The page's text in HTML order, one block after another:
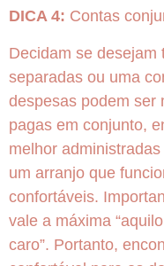
DICA 4: Contas
Decidam se desejam
separadas ou uma
despesas podem ser
pagas em conjunto,
melhor
um arranjo que
confortáveis.
vale a máxima
caro”. Portanto,